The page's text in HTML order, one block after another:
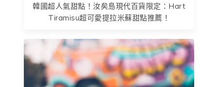
韓國超人氣甜點！汝矣島現代百貨限定：Hart
Tiramisu超可愛提拉米蘇甜點推薦！